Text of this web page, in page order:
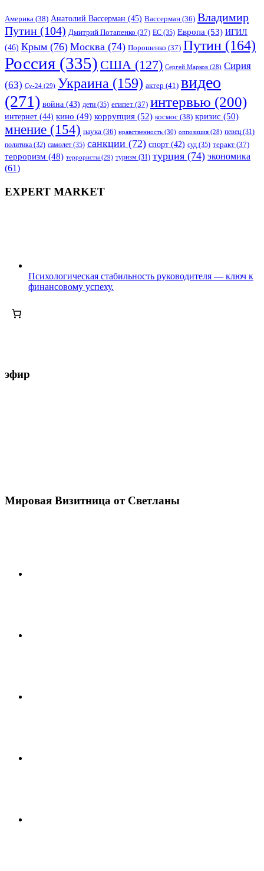
Америка (38) Анатолий Вассерман (45) Вассерман (36) Владимир
Путин (104) Дмитрий Потапенко (37) ЕС (35) Европа (53) ИГИЛ
(46) Крым (76) Москва (74) Порошенко (37) Путин (164)
Россия (335) США (127) Сергей Марков (28) Сирия
(63) Су-24 (29) Украина (159) актер (41) видео
(271) война (43) дети (35) египет (37) интервью (200)
интернет (44) кино (49) коррупция (52) космос (38) кризис (50)
мнение (154) наука (36) нравственность (30) оппозиция (28) певец (31)
политика (32) самолет (35) санкции (72) спорт (42) суд (35) теракт (37)
терроризм (48) террористы (29) туризм (31) турция (74) экономика
(61)
EXPERT MARKET
Психологическая стабильность руководителя — ключ к
финансовому успеху.
эфир
Мировая Визитница от Светланы